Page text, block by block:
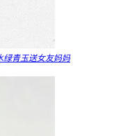
绿青玉送女友妈妈